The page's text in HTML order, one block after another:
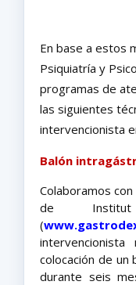
En base a estos
Psiquiatría y
programas de
las siguientes
intervencionista
Balón
Colaboramos
de Institut
(
colocación de un
durante seis